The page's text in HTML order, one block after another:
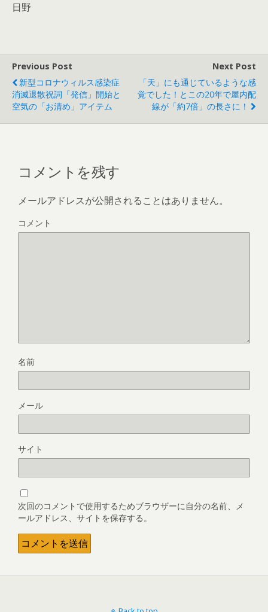
日野
Previous Post
新型コロナウィルス感染症
消滅退散祝詞「発信」開始と
空気の「お清め」アイテム
Next Post
「天」にも通じているような感
覚でした！とこの20年で屋内配
線が「約7倍」の長さに！
コメントを残す
メールアドレスが公開されることはありません。
コメント
名前
メール
サイト
次回のコメントで使用するためブラウザーに自分の名前、メ
ールアドレス、サイトを保存する。